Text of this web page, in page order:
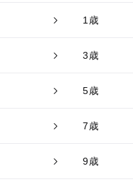
1歳
3歳
5歳
7歳
9歳